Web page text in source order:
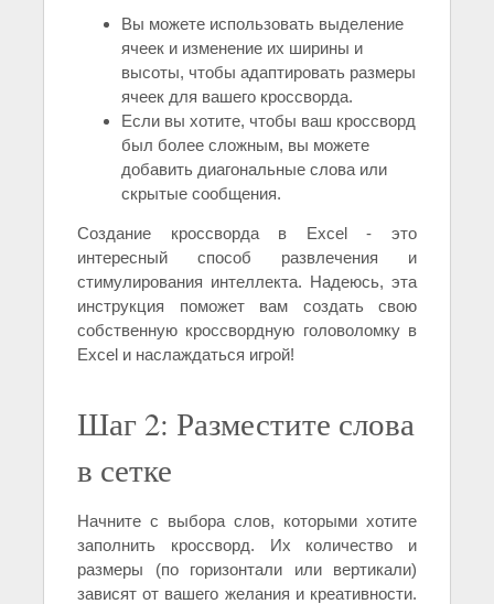
Вы можете использовать выделение
ячеек и изменение их ширины и
высоты, чтобы адаптировать размеры
ячеек для вашего кроссворда.
Если вы хотите, чтобы ваш кроссворд
был более сложным, вы можете
добавить диагональные слова или
скрытые сообщения.
Создание кроссворда в Excel - это
интересный способ развлечения и
стимулирования интеллекта. Надеюсь, эта
инструкция поможет вам создать свою
собственную кроссвордную головоломку в
Excel и наслаждаться игрой!
Шаг 2: Разместите слова
в сетке
Начните с выбора слов, которыми хотите
заполнить кроссворд. Их количество и
размеры (по горизонтали или вертикали)
зависят от вашего желания и креативности.